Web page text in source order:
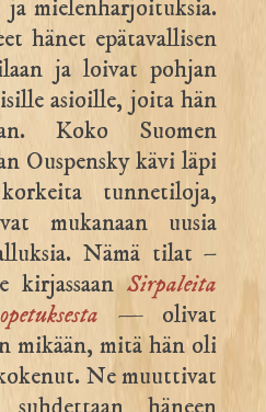
mielenharjoituksia.
hänet epätavallisen
ja loivat pohjan
asioille, joita hän
Koko Suomen
Ouspensky kävi läpi
tunnetiloja,
mukanaan uusia
Nämä tilat –
kirjassaanSirpaleita
— olivat
mikään, mitä hän oli
Ne muuttivat